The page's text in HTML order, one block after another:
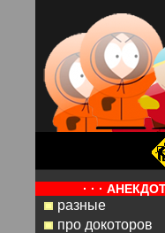
· · ·
разные
про докоторов